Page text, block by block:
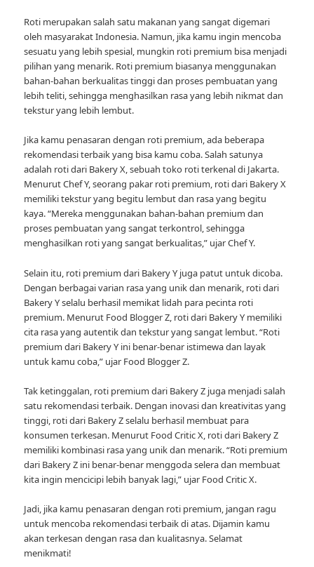
Roti merupakan salah satu makanan yang sangat digemari
oleh masyarakat Indonesia. Namun, jika kamu ingin mencoba
sesuatu yang lebih spesial, mungkin roti premium bisa menjadi
pilihan yang menarik. Roti premium biasanya menggunakan
bahan-bahan berkualitas tinggi dan proses pembuatan yang
lebih teliti, sehingga menghasilkan rasa yang lebih nikmat dan
tekstur yang lebih lembut.
Jika kamu penasaran dengan roti premium, ada beberapa
rekomendasi terbaik yang bisa kamu coba. Salah satunya
adalah roti dari Bakery X, sebuah toko roti terkenal di Jakarta.
Menurut Chef Y, seorang pakar roti premium, roti dari Bakery X
memiliki tekstur yang begitu lembut dan rasa yang begitu
kaya. “Mereka menggunakan bahan-bahan premium dan
proses pembuatan yang sangat terkontrol, sehingga
menghasilkan roti yang sangat berkualitas,” ujar Chef Y.
Selain itu, roti premium dari Bakery Y juga patut untuk dicoba.
Dengan berbagai varian rasa yang unik dan menarik, roti dari
Bakery Y selalu berhasil memikat lidah para pecinta roti
premium. Menurut Food Blogger Z, roti dari Bakery Y memiliki
cita rasa yang autentik dan tekstur yang sangat lembut. “Roti
premium dari Bakery Y ini benar-benar istimewa dan layak
untuk kamu coba,” ujar Food Blogger Z.
Tak ketinggalan, roti premium dari Bakery Z juga menjadi salah
satu rekomendasi terbaik. Dengan inovasi dan kreativitas yang
tinggi, roti dari Bakery Z selalu berhasil membuat para
konsumen terkesan. Menurut Food Critic X, roti dari Bakery Z
memiliki kombinasi rasa yang unik dan menarik. “Roti premium
dari Bakery Z ini benar-benar menggoda selera dan membuat
kita ingin mencicipi lebih banyak lagi,” ujar Food Critic X.
Jadi, jika kamu penasaran dengan roti premium, jangan ragu
untuk mencoba rekomendasi terbaik di atas. Dijamin kamu
akan terkesan dengan rasa dan kualitasnya. Selamat
menikmati!